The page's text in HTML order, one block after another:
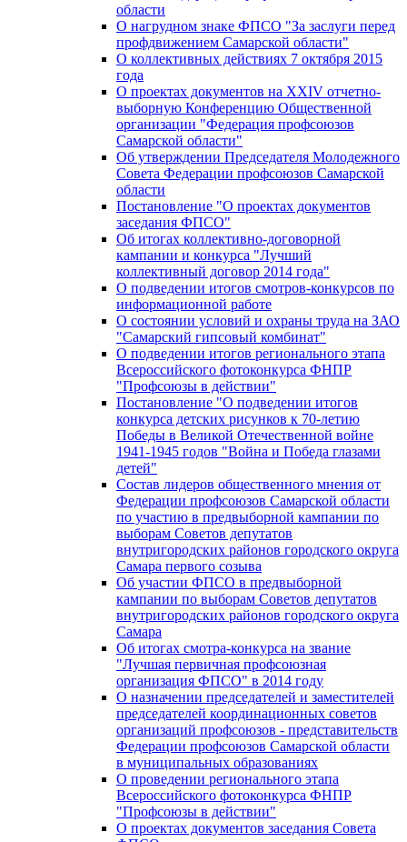
области
О нагрудном знаке ФПСО "За заслуги перед
профдвижением Самарской области"
О коллективных действиях 7 октября 2015
года
О проектах документов на XXIV отчетно-
выборную Конференцию Общественной
организации "Федерация профсоюзов
Самарской области"
Об утверждении Председателя Молодежного
Совета Федерации профсоюзов Самарской
области
Постановление "О проектах документов
заседания ФПСО"
Об итогах коллективно-договорной
кампании и конкурса "Лучший
коллективный договор 2014 года"
О подведении итогов смотров-конкурсов по
информационной работе
О состоянии условий и охраны труда на ЗАО
"Самарский гипсовый комбинат"
О подведении итогов регионального этапа
Всероссийского фотоконкурса ФНПР
"Профсоюзы в действии"
Постановление "О подведении итогов
конкурса детских рисунков к 70-летию
Победы в Великой Отечественной войне
1941-1945 годов "Война и Победа глазами
детей"
Состав лидеров общественного мнения от
Федерации профсоюзов Самарской области
по участию в предвыборной кампании по
выборам Советов депутатов
внутригородских районов городского округа
Самара первого созыва
Об участии ФПСО в предвыборной
кампании по выборам Советов депутатов
внутригородских районов городского округа
Самара
Об итогах смотра-конкурса на звание
"Лучшая первичная профсоюзная
организация ФПСО" в 2014 году
О назначении председателей и заместителей
председателей координационных советов
организаций профсоюзов - представительств
Федерации профсоюзов Самарской области
в муниципальных образованиях
О проведении регионального этапа
Всероссийского фотоконкурса ФНПР
"Профсоюзы в действии"
О проектах документов заседания Совета